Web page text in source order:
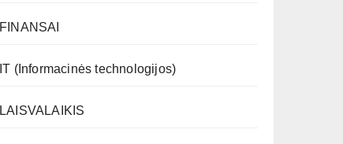
FINANSAI
IT (Informacinės technologijos)
LAISVALAIKIS